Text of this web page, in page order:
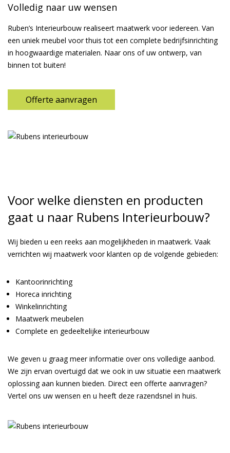
Volledig naar uw wensen
Ruben’s Interieurbouw realiseert maatwerk voor iedereen. Van
een uniek meubel voor thuis tot een complete bedrijfsinrichting
in hoogwaardige materialen. Naar ons of uw ontwerp, van
binnen tot buiten!
Offerte aanvragen
Voor welke diensten en producten
gaat u naar Rubens Interieurbouw?
Wij bieden u een reeks aan mogelijkheden in maatwerk. Vaak
verrichten wij maatwerk voor klanten op de volgende gebieden:
Kantoorinrichting
Horeca inrichting
Winkelinrichting
Maatwerk meubelen
Complete en gedeeltelijke interieurbouw
We geven u graag meer informatie over ons volledige aanbod.
We zijn ervan overtuigd dat we ook in uw situatie een maatwerk
oplossing aan kunnen bieden. Direct een offerte aanvragen?
Vertel ons uw wensen en u heeft deze razendsnel in huis.